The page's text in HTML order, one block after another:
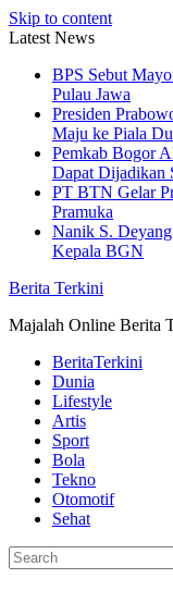
Skip to content
Latest News
BPS Sebut
Pulau Jawa
Presiden
Maju ke Piala
Pemkab Bogor
Dapat Dijadikan
PT BTN Gelar
Pramuka
Nanik S.
Kepala BGN
Berita Terkini
Majalah Online Berita
BeritaTerkini
Dunia
Lifestyle
Artis
Sport
Bola
Tekno
Otomotif
Sehat